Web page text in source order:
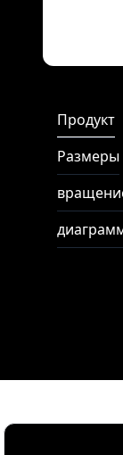
Продукт
Размеры